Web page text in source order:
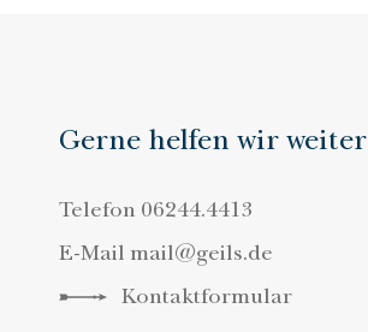
Gerne helfen wir weiter
Telefon 06244.4413
E-Mail mail@geils.de
Kontaktformular